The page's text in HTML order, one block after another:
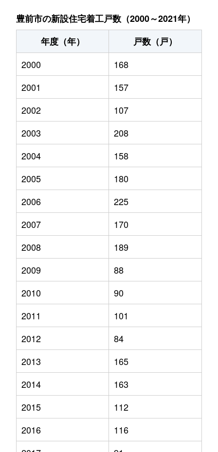
豊前市の新設住宅着工戸数（2000～2021年）
年度（年）
戸数（戸）
2000
168
2001
157
2002
107
2003
208
2004
158
2005
180
2006
225
2007
170
2008
189
2009
88
2010
90
2011
101
2012
84
2013
165
2014
163
2015
112
2016
116